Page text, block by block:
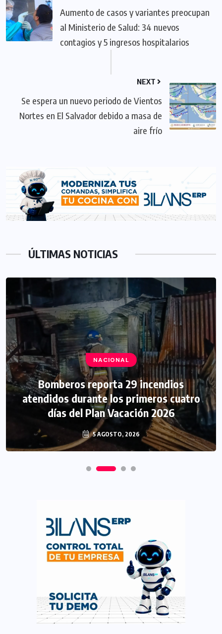
Aumento de casos y variantes preocupan
al Ministerio de Salud: 34 nuevos
contagios y 5 ingresos hospitalarios
NEXT
Se espera un nuevo periodo de Vientos
Nortes en El Salvador debido a masa de
aire frío
ÚLTIMAS NOTICIAS
NACIONAL
Bomberos reporta 29 incendios
atendidos durante los primeros cuatro
días del Plan Vacación 2026
5 AGOSTO, 2026